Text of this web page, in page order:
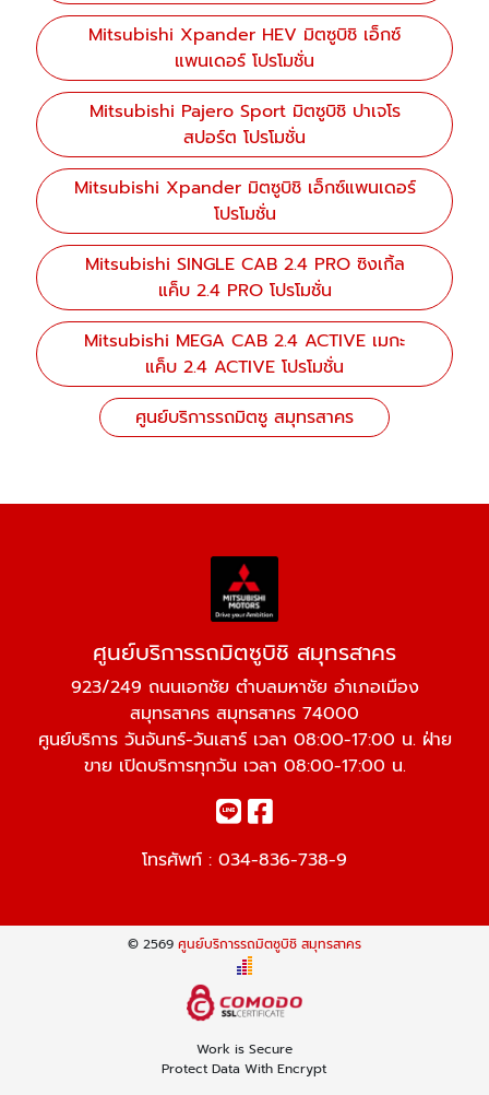
Mitsubishi Xpander HEV มิตซูบิชิ เอ็กซ์
แพนเดอร์ โปรโมชั่น
Mitsubishi Pajero Sport มิตซูบิชิ ปาเจโร
สปอร์ต โปรโมชั่น
Mitsubishi Xpander มิตซูบิชิ เอ็กซ์แพนเดอร์
โปรโมชั่น
Mitsubishi SINGLE CAB 2.4 PRO ซิงเกิ้ล
แค็บ 2.4 PRO โปรโมชั่น
Mitsubishi MEGA CAB 2.4 ACTIVE เมกะ
แค็บ 2.4 ACTIVE โปรโมชั่น
ศูนย์บริการรถมิตซู สมุทรสาคร
ศูนย์บริการรถมิตซูบิชิ สมุทรสาคร
923/249 ถนนเอกชัย ตำบลมหาชัย อำเภอเมือง
สมุทรสาคร สมุทรสาคร 74000
ศูนย์บริการ วันจันทร์-วันเสาร์ เวลา 08:00-17:00 น. ฝ่าย
ขาย เปิดบริการทุกวัน เวลา 08:00-17:00 น.
โทรศัพท์ : 034-836-738-9
© 2569 ศูนย์บริการรถมิตซูบิชิ สมุทรสาคร
Work is Secure
Protect Data With Encrypt